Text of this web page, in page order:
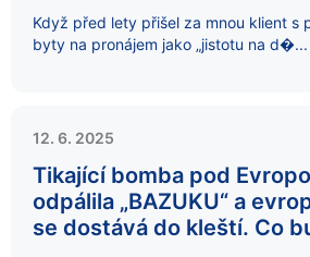
Když před lety přišel za mnou klient s
byty na pronájem jako „jistotu na d�...
12. 6. 2025
Tikající bomba pod
odpálila „BAZUKU“ a
se dostává do kleští. Co